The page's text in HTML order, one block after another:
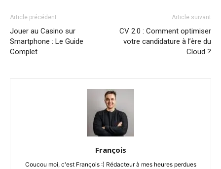
Article précédent
Jouer au Casino sur
Smartphone : Le Guide
Complet
Article suivant
CV 2.0 : Comment optimiser
votre candidature à l’ère du
Cloud ?
François
Coucou moi, c'est François :) Rédacteur à mes heures perdues